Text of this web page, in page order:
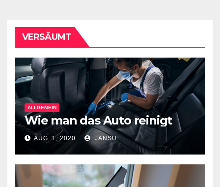
VERSÄUMT
ALLGEMEIN
Wie man das Auto reinigt
AUG. 1, 2020 JANSU